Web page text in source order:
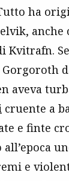
ha
Kvitrafn.
aveva
cruente a
e finte
e